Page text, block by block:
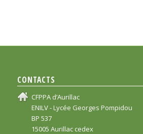
CONTACTS
CFPPA d’Aurillac
ENILV - Lycée Georges Pompidou
BP 537
15005 Aurillac cedex